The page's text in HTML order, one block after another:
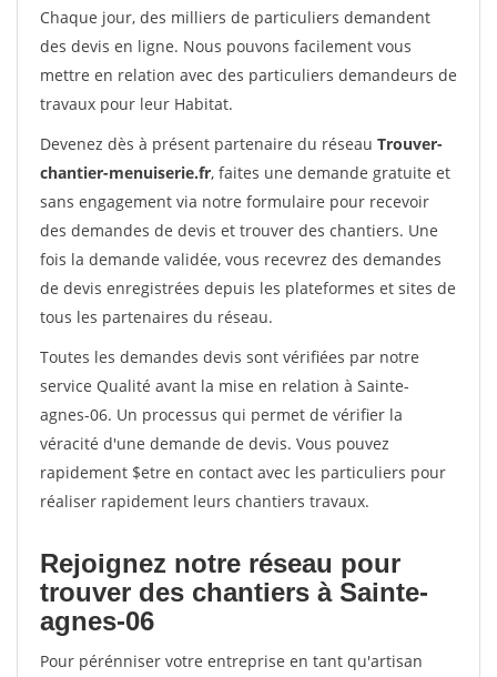
Chaque jour, des milliers de particuliers demandent
des devis en ligne. Nous pouvons facilement vous
mettre en relation avec des particuliers demandeurs de
travaux pour leur Habitat.
Devenez dès à présent partenaire du réseau Trouver-
chantier-menuiserie.fr, faites une demande gratuite et
sans engagement via notre formulaire pour recevoir
des demandes de devis et trouver des chantiers. Une
fois la demande validée, vous recevrez des demandes
de devis enregistrées depuis les plateformes et sites de
tous les partenaires du réseau.
Toutes les demandes devis sont vérifiées par notre
service Qualité avant la mise en relation à Sainte-
agnes-06. Un processus qui permet de vérifier la
véracité d'une demande de devis. Vous pouvez
rapidement $etre en contact avec les particuliers pour
réaliser rapidement leurs chantiers travaux.
Rejoignez notre réseau pour
trouver des chantiers à Sainte-
agnes-06
Pour pérénniser votre entreprise en tant qu'artisan